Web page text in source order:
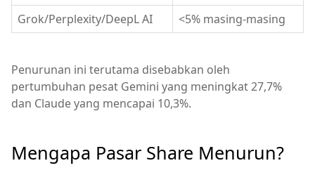
Grok/Perplexity/DeepL AI
<5% masing-masing
Penurunan ini terutama disebabkan oleh
pertumbuhan pesat Gemini yang meningkat 27,7%
dan Claude yang mencapai 10,3%.
Mengapa Pasar Share Menurun?